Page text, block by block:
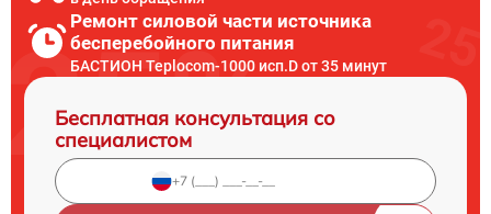
Ремонт силовой части источника
бесперебойного питания
БАСТИОН Teplocom-1000 исп.D от 35 минут
Бесплатная консультация со
специалистом